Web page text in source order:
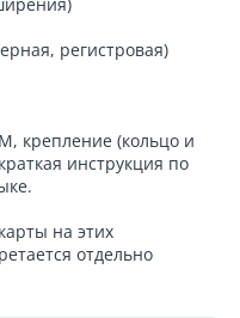
регистровая)
крепление (кольцо и
инструкция по
на этих
отдельно